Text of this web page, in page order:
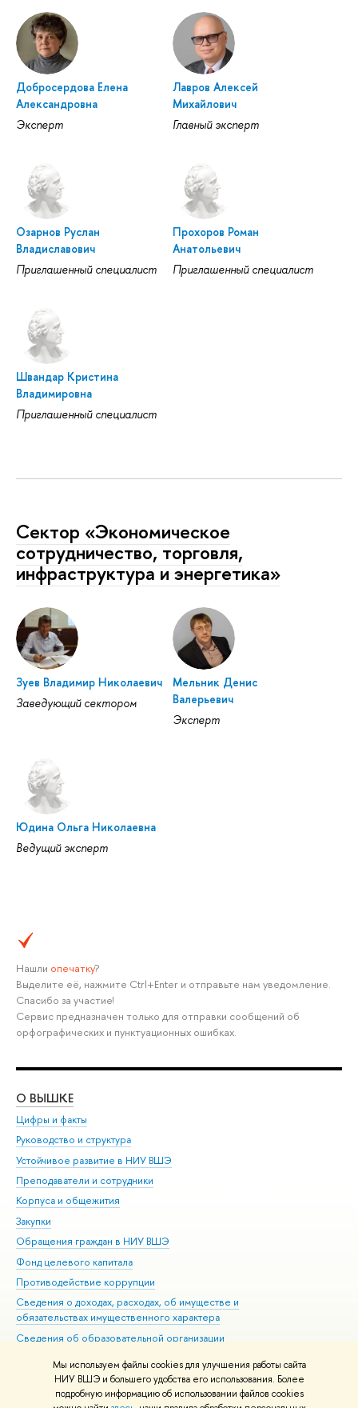
Мы используем файлы cookies для улучшения работы сайта
НИУ ВШЭ и большего удобства его использования. Более
подробную информацию об использовании файлов cookies
Добросердова Елена
Александровна
Эксперт
Лавров Алексей
Михайлович
Главный эксперт
Озарнов Руслан
Владиславович
Приглашенный специалист
Прохоров Роман
Анатольевич
Приглашенный специалист
Швандар Кристина
Владимировна
Приглашенный специалист
Сектор «Экономическое
сотрудничество, торговля,
инфраструктура и энергетика»
Зуев Владимир Николаевич
Заведующий сектором
Мельник Денис
Валерьевич
Эксперт
Юдина Ольга Николаевна
Ведущий эксперт
Нашли опечатку?
Выделите её, нажмите Ctrl+Enter и отправьте нам уведомление.
Спасибо за участие!
Сервис предназначен только для отправки сообщений об
орфографических и пунктуационных ошибках.
О ВЫШКЕ
Цифры и факты
Руководство и структура
Устойчивое развитие в НИУ ВШЭ
Преподаватели и сотрудники
Корпуса и общежития
Закупки
Обращения граждан в НИУ ВШЭ
Фонд целевого капитала
Противодействие коррупции
Сведения о доходах, расходах, об имуществе и
обязательствах имущественного характера
Сведения об образовательной организации
Людям с ограниченными возможностями здоровья
Единая платежная страница
Работа в Вышке